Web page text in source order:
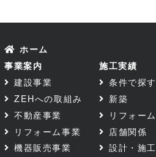
ホーム
事業案内
建設事業
ZEHへの取組み
不動産事業
リフォーム事業
機器販売事業
施工実績
条件で探す
新築
リフォーム
店舗関係
設計・施工